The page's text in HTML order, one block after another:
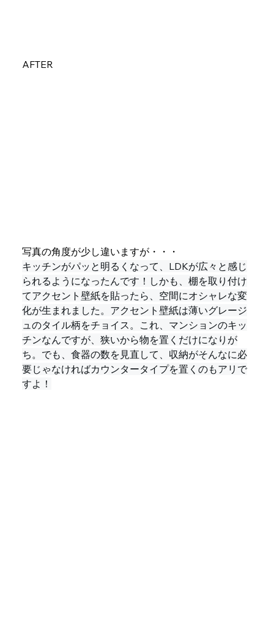
AFTER
写真の角度が少し違いますが・・・
キッチンがパッと明るくなって、LDKが広々と感じ
られるようになったんです！しかも、棚を取り付け
てアクセント壁紙を貼ったら、空間にオシャレな変
化が生まれました。アクセント壁紙は薄いグレージ
ュのタイル柄をチョイス。これ、マンションのキッ
チンなんですが、狭いから物を置くだけになりが
ち。でも、食器の数を見直して、収納がそんなに必
要じゃなければカウンタータイプを置くのもアリで
すよ！